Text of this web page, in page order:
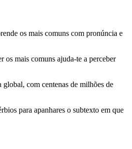
os mais comuns com pronúncia e
os mais comuns ajuda-te a perceber
com centenas de milhões de
para apanhares o subtexto em que